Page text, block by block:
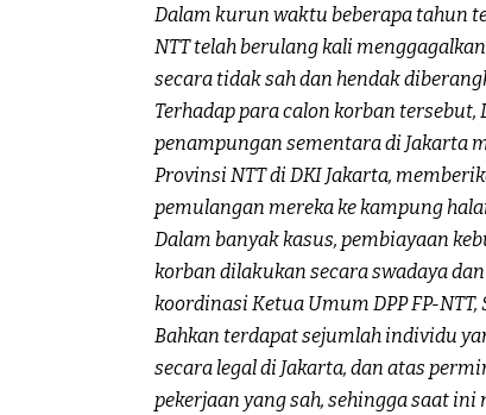
Dalam kurun waktu beberapa tahun
NTT telah berulang kali
secara tidak sah dan hendak
Terhadap para calon korban tersebut,
penampungan sementara di Jakarta
Provinsi NTT di DKI Jakarta,
pemulangan mereka ke kampung
Dalam banyak kasus, pembiayaan
korban dilakukan secara swadaya
koordinasi Ketua Umum DPP FP-NTT,
Bahkan terdapat sejumlah individu
secara legal di Jakarta, dan atas
pekerjaan yang sah, sehingga saat